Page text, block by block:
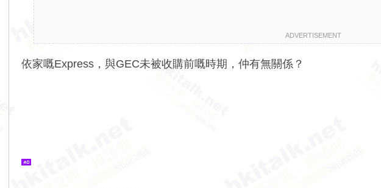
ADVERTISEMENT
依家嘅Express，與GEC未被收購前嘅時期，仲有無關係？